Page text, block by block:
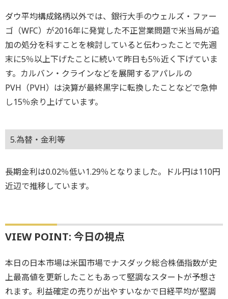
ダウ平均構成銘柄以外では、銀行大手のウェルズ・ファー
ゴ（WFC）が2016年に発覚した不正営業問題で米当局が追
加の処分を科すことを検討していると伝わったことで先週
末に5％以上下げたことに続いて昨日も5％近く下げていま
す。カルバン・クラインなどを展開するアパレルの
PVH（PVH）は決算が最終黒字に転換したことなどで急伸
し15％余り上げています。
5.為替・金利等
長期金利は0.02％低い1.29％となりました。ドル円は110円
近辺で推移しています。
VIEW POINT: 今日の視点
本日の日本市場は米国市場でナスダック総合株価指数が史
上最高値を更新したこともあって堅調なスタートが予想さ
れます。利益確定の売りが出やすいなかで日経平均が堅調